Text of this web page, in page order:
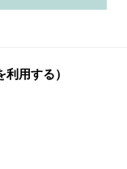
用する）